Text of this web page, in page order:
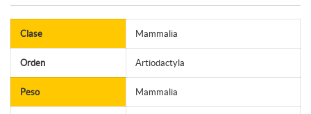
Clase Mammalia
Orden Artiodactyla
Peso Mammalia